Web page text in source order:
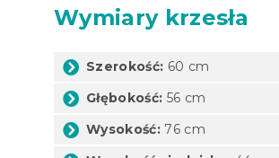
Wymiary krzesła
Szerokość: 60 cm
Głębokość: 56 cm
Wysokość: 76 cm